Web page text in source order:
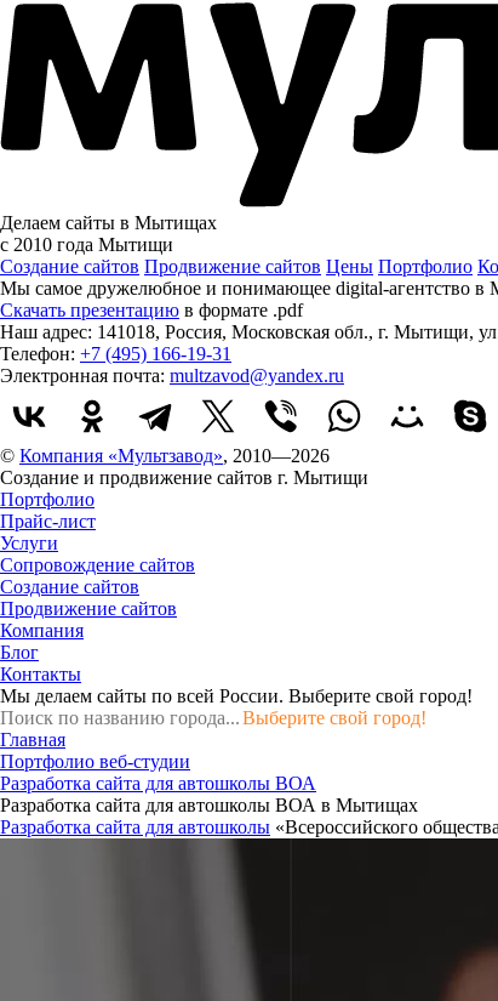
Делаем сайты в Мытищах
с 2010 года Мытищи
Создание сайтов Продвижение сайтов Цены Портфолио
Мы самое дружелюбное и понимающее digital-агентство в
Скачать презентацию в формате .pdf
Наш адрес: 141018, Россия, Московская обл., г. Мытищи,
Телефон: +7 (495) 166-19-31
Электронная почта: multzavod@yandex.ru
© Компания «Мультзавод», 2010—2026
Создание и продвижение сайтов г. Мытищи
Портфолио
Прайс-лист
Услуги
Сопровождение сайтов
Создание сайтов
Продвижение сайтов
Компания
Блог
Контакты
Мы делаем сайты по всей России. Выберите свой город!
Выберите свой город!
Главная
Портфолио веб-студии
Разработка сайта для автошколы ВОА
Разработка сайта для автошколы ВОА в Мытищах
Разработка сайта для автошколы «Всероссийского